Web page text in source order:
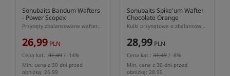
Sonubaits Bandum Wafters
- Power Scopex
Przynęty zbalansowane wafters w kształcie dumbells
26,99 PLN
Cena kat.: 31,49 / -14%
Min. cena z 30 dni przed
obniżką: 26.99
Sonubaits Spike'um Wafter
Chocolate Orange
Kulki przynętowe o zbalansowanej pływalności (wafters)
28,99 PLN
Cena kat.: 31,49 / -8%
Min. cena z 30 dni przed
obniżką: 28.99